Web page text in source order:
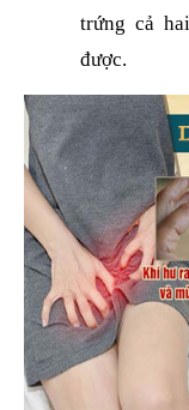
trứng cả
được.